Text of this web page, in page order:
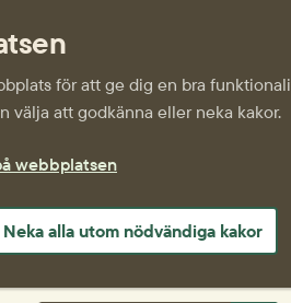
för att ge dig en bra
välja att godkänna eller neka kakor.
webbplatsen
Neka alla utom nödvändiga kakor